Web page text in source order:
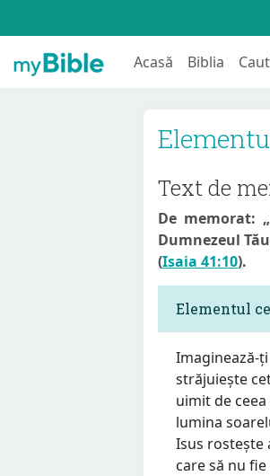
Acasă Biblia
Text de
De memorat:
Dumnezeul
(Isaia 41:10).
Elementul
Imaginează-
străjuiește
uimit de
lumina
Isus rostește
care să nu